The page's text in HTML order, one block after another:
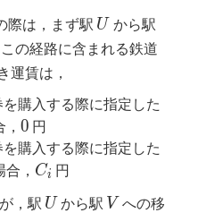
際は，まず駅 U
U から駅
の経路に含まれる鉄道
運賃は，
購入する際に指定した
0
0 円
購入する際に指定した
， C_i
Ci 円
，駅 U
U から駅 V
V への移